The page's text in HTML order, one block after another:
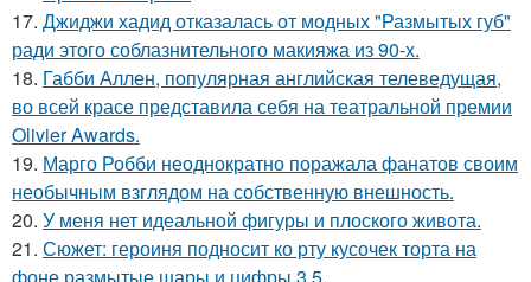
17. Джиджи хадид отказалась от модных "Размытых губ"
ради этого соблазнительного макияжа из 90-х.
18. Габби Аллен, популярная английская телеведущая,
во всей красе представила себя на театральной премии
Olivier Awards.
19. Марго Робби неоднократно поражала фанатов своим
необычным взглядом на собственную внешность.
20. У меня нет идеальной фигуры и плоского живота.
21. Сюжет: героиня подносит ко рту кусочек торта на